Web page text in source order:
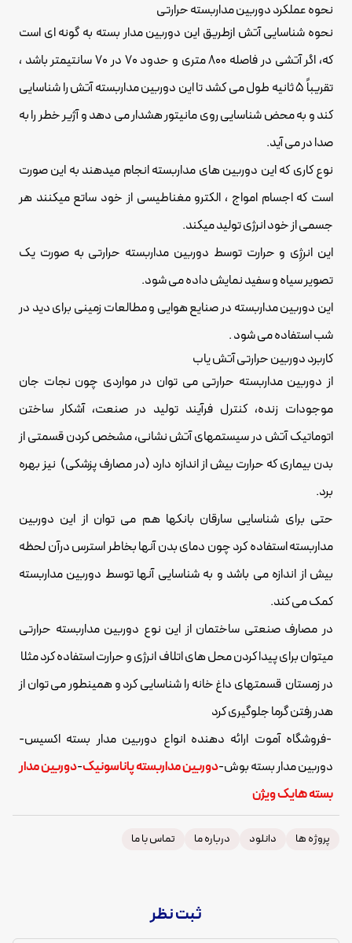
نحوه عملکرد دوربین مداربسته حرارتی
نحوه شناسایی آتش ازطریق این دوربین مدار بسته به گونه ای است
که، اگر آتشی در فاصله ۸۰۰ متری و حدود ۷۰ در ۷۰ سانتیمتر باشد ،
تقریباً ۵ ثانیه طول می کشد تا این دوربین مداربسته آتش را شناسایی
کند و به محض شناسایی روی مانیتور هشدار می دهد و آژیر خطر را به
صدا در می آید.
نوع کاری که این دوربین های مداربسته انجام میدهند به این صورت
است که اجسام امواج ، الکترو مغناطیسی از خود ساتع میکنند هر
جسمی از خود انرژی تولید میکند.
این انرژِی و حرارت توسط دوربین مداربسته حرارتی به صورت یک
تصویر سیاه و سفید نمایش داده می شود.
این دوربین مداربسته در صنایع هوایی و مطالعات زمینی برای دید در
شب استفاده می شود .
کاربرد دوربین حرارتی آتش یاب
از دوربین مداربسته حرارتی می توان در مواردی چون نجات جان
موجودات زنده، کنترل فرآیند تولید در صنعت، آشکار ساختن
اتوماتیک آتش در سیستمهای آتش نشانی، مشخص کردن قسمتی از
بدن بیماری که حرارت بیش از اندازه دارد (در مصارف پزشکی) نیز بهره
برد.
حتی برای شناسایی سارقان بانکها هم می توان از این دوربین
مداربستهاستفاده کرد چون دمای بدن آنها بخاطر استرس درآن لحظه
بیش از اندازه می باشد و به شناسایی آنها توسط دوربین مداربسته
کمک می کند.
در مصارف صنعتی ساختمان از این نوع دوربین مداربسته حرارتی
میتوان برای پیدا کردن محل های اتلاف انرژی و حرارت استفاده کرد مثلا
در زمستان قسمتهای داغ خانه را شناسایی کرد و همینطور می توان از
هدر رفتن گرما جلوگیری کرد
-فروشگاه آموت ارائه دهنده انواع دوربین مدار بسته اکسیس-
دوربین مدار بسته بوش-دوربین مداربسته پاناسونیک-دوربین مدار
بسته هایک ویژن
پروژه ها دانلود درباره ما تماس با ما
ثبت نظر